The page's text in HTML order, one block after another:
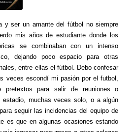
y ser un amante del fútbol no siempre
mis años de estudiante donde los
se combinaban con un intenso
dejando poco espacio para otras
entre ellas el fútbol. Debo confesar
veces escondí mi pasión por el futbol,
pretextos para salir de reuniones o
muchas veces solo, o a algún
seguir las incidencias del equipo de
es que en algunas ocasiones estando